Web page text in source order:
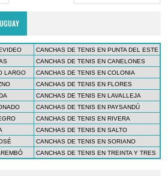
CANCHAS DE TENIS EN PUNTA DEL ESTE
CANCHAS DE TENIS EN CANELONES
LARGO
CANCHAS DE TENIS EN COLONIA
CANCHAS DE TENIS EN FLORES
CANCHAS DE TENIS EN LAVALLEJA
CANCHAS DE TENIS EN PAYSANDÚ
CANCHAS DE TENIS EN RIVERA
CANCHAS DE TENIS EN SALTO
CANCHAS DE TENIS EN SORIANO
CANCHAS DE TENIS EN TREINTA Y TRES